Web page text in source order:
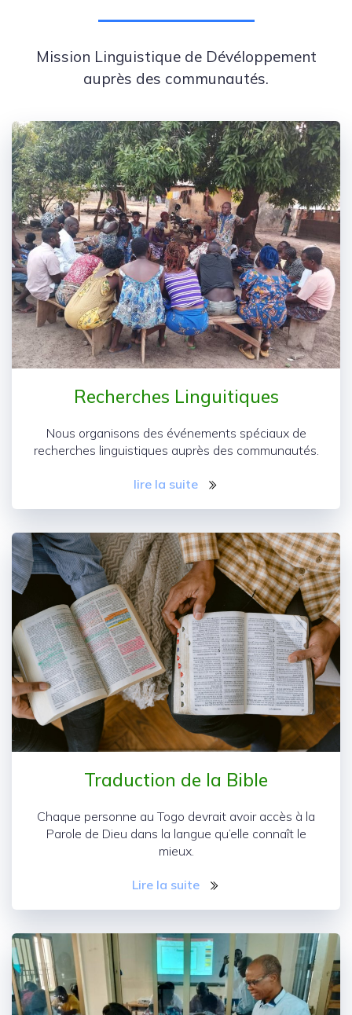
Mission Linguistique de Dévéloppement
auprès des communautés.
Recherches Linguitiques
Nous organisons des événements spéciaux de
recherches linguistiques auprès des communautés.
lire la suite
Traduction de la Bible
Chaque personne au Togo devrait avoir accès à la
Parole de Dieu dans la langue qu’elle connaît le
mieux.
Lire la suite